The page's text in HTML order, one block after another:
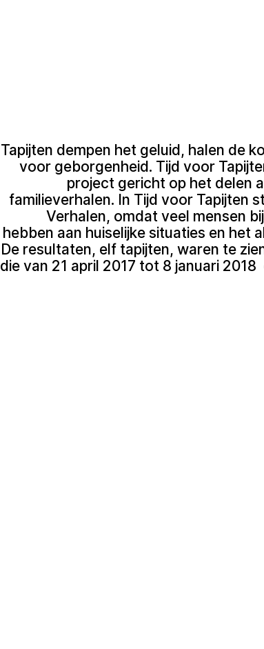
Tapijten dempen het geluid, halen de
voor geborgenheid. Tijd voor
project gericht op het delen
familieverhalen. In Tijd voor Tapijten
Verhalen, omdat veel mensen
hebben aan huiselijke situaties en het
De resultaten, elf tapijten, waren te
die van 21 april 2017 tot 8 januari